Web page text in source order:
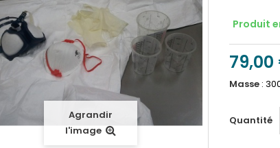
Agrandir
l'image
Produit
79,00
Masse :
Quantité